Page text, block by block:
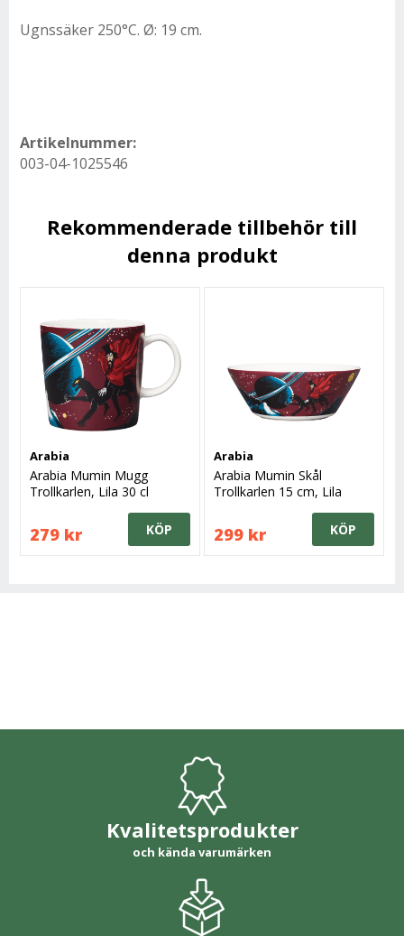
Ugnssäker 250°C. Ø: 19 cm.
Artikelnummer:
003-04-1025546
Rekommenderade tillbehör till
denna produkt
Arabia
Arabia Mumin Mugg
Trollkarlen, Lila 30 cl
279 kr KÖP
Arabia
Arabia Mumin Skål
Trollkarlen 15 cm, Lila
299 kr KÖP
Kvalitetsprodukter
och kända varumärken